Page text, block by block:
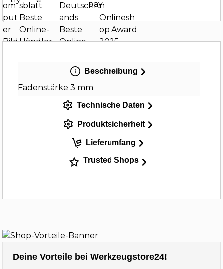
Beschreibung
Fadenstärke 3 mm
Technische Daten
Produktsicherheit
Lieferumfang
Trusted Shops
Deine Vorteile bei Werkzeugstore24!